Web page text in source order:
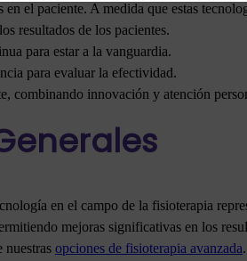
en el paciente. A medida que estas
resultados de los pacientes.
para estar a la vanguardia.
para evaluar la efectividad.
combinando innovación y atención
en el campo de la fisioterapia
mejoras significativas en los
nuestras opciones de fisioterapia avanzada.